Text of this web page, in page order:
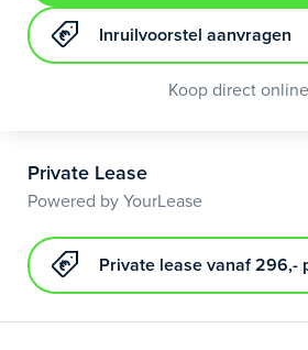
Inruilvoorstel aanvragen
Koop direct online
Private Lease
Powered by YourLease
Private lease vanaf 296,-